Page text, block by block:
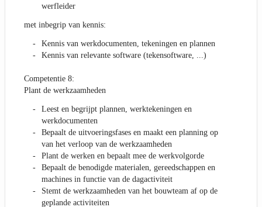
werfleider
met inbegrip van kennis:
Kennis van werkdocumenten, tekeningen en plannen
Kennis van relevante software (tekensoftware, ...)
Competentie 8:
Plant de werkzaamheden
Leest en begrijpt plannen, werktekeningen en
werkdocumenten
Bepaalt de uitvoeringsfases en maakt een planning op
van het verloop van de werkzaamheden
Plant de werken en bepaalt mee de werkvolgorde
Bepaalt de benodigde materialen, gereedschappen en
machines in functie van de dagactiviteit
Stemt de werkzaamheden van het bouwteam af op de
geplande activiteiten